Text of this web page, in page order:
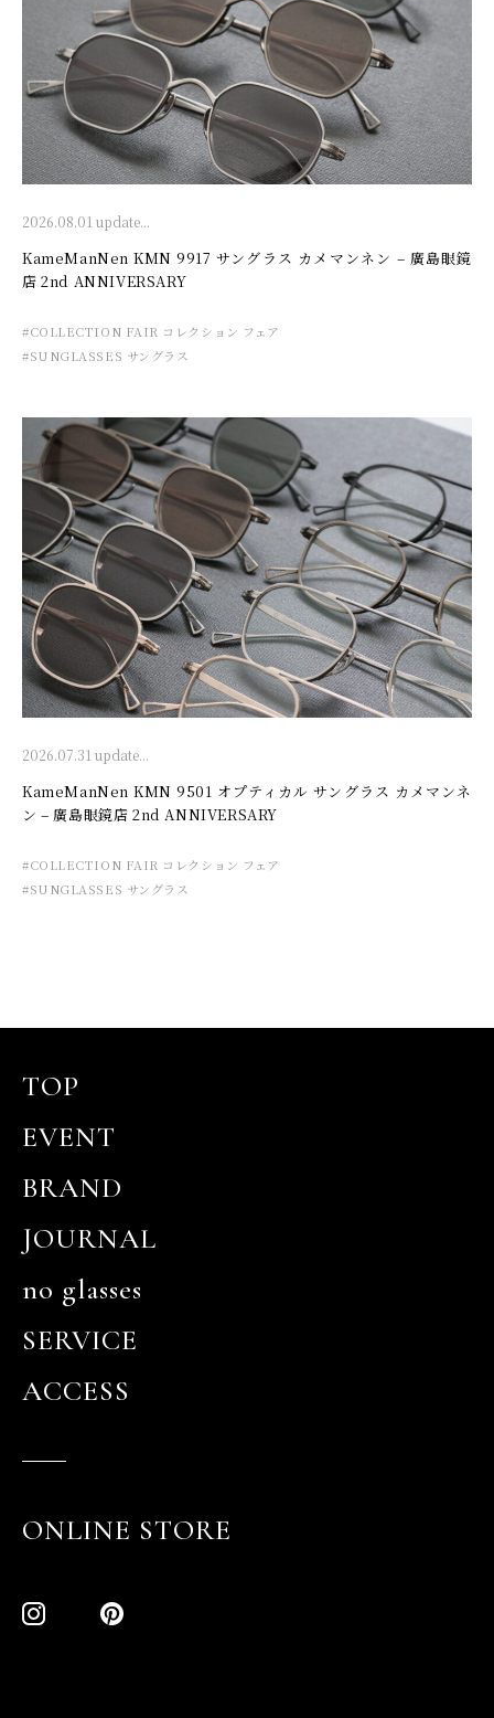
2026.08.01 update...
KameManNen KMN 9917 サングラス カメマンネン – 廣島眼鏡
店 2nd ANNIVERSARY
#COLLECTION FAIR コレクション フェア
#SUNGLASSES サングラス
2026.07.31 update...
KameManNen KMN 9501 オプティカル サングラス カメマンネ
ン – 廣島眼鏡店 2nd ANNIVERSARY
#COLLECTION FAIR コレクション フェア
#SUNGLASSES サングラス
TOP
EVENT
BRAND
JOURNAL
no glasses
SERVICE
ACCESS
ONLINE STORE